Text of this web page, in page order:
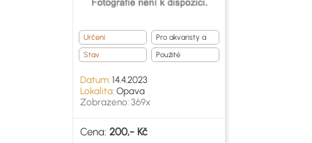
Určení
Pro akvaristy a
teraristy
Stav
Použité
Datum:14.4.2023
Lokalita:Opava
Zobrazeno: 369x
Cena: 200,- Kč